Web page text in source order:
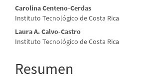
Carolina Centeno-Cerdas
Instituto Tecnológico de Costa Rica
Laura A. Calvo-Castro
Instituto Tecnológico de Costa Rica
Resumen